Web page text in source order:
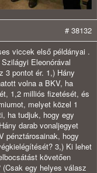
# 38132
viccek első példányai .
Eleonórával
3 pontot ér. 1,) Hány
volna a BKV, ha
1,2 milliós fizetését, és
melyet közel 1
ha tudjuk, hogy egy
darab vonaljegyet
pénztárosainak, hogy
3,) Ki lehet
követően
egy helyes válasz